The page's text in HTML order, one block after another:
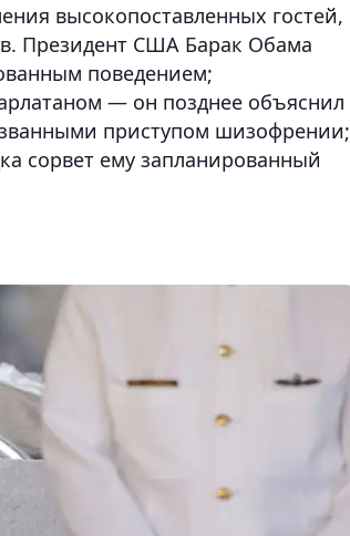
высокопоставленных гостей,
Президент США Барак Обама
поведением;
— он позднее объяснил
приступом шизофрении;
сорвет ему запланированный